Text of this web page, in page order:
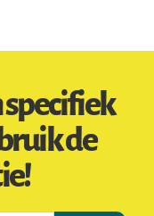
specifiek
de